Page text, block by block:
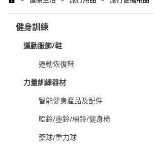
健身訓練
運動服飾/鞋
運動恢復鞋
力量訓練器材
智能健身產品及配件
啞鈴/壺鈴/槓鈴/健身椅
藥球/重力球